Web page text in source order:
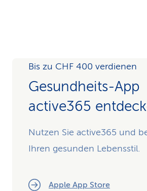
Bis zu CHF 400 verdienen
Gesundheits-App
active365
Nutzen Sie active365 und
Ihren gesunden Lebensstil.
Apple App Store